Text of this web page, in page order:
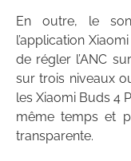
En outre, le
l’application
de régler l’ANC
sur trois niveaux
les Xiaomi Buds 4
même temps et
transparente.